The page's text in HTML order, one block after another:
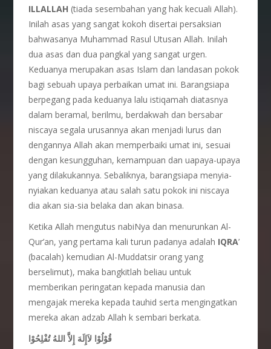
ILLALLAH (tiada sesembahan yang hak kecuali Allah).
Inilah asas yang sangat kokoh disertai persaksian
bahwasanya Muhammad Rasul Utusan Allah. Inilah
dua asas dan dua pangkal yang sangat urgen.
Keduanya merupakan asas Islam dan landasan pokok
bagi sebuah upaya perbaikan umat ini. Barangsiapa
berpegang pada keduanya lalu istiqamah diatasnya
dalam beramal, berilmu, berdakwah dan bersabar
niscaya segala urusannya akan menjadi lurus dan
dengannya Allah akan memperbaiki umat ini, sesuai
dengan kesungguhan, kemampuan dan uapaya-upaya
yang dilakukannya. Sebaliknya, barangsiapa menyia-
nyiakan keduanya atau salah satu pokok ini niscaya
dia akan sia-sia belaka dan akan binasa.
Ketika Allah mengutus nabiNya dan menurunkan Al-
Qur’an, yang pertama kali turun padanya adalah IQRA’
(bacalah) kemudian Al-Muddatsir orang yang
berselimut), maka bangkitlah beliau untuk
memberikan peringatan kepada manusia dan
mengajak mereka kepada tauhid serta mengingatkan
mereka akan adzab Allah k sembari berkata.
قُوْلُوْا لاَإِلَهَ إِلاَّ اللهُ تُفْلِحُوْا